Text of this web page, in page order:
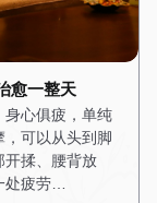
愈一整天
身心俱疲，单纯
可以从头到脚
开揉、腰背放
处疲劳…